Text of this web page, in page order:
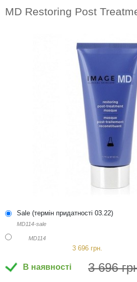
MD Restoring Post
Sale (термін придатності 03.22)
MD114-sale
MD114
3 696 грн.
В наявності 3 696